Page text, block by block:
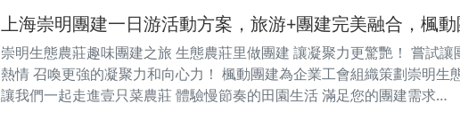
上海崇明團建一日游活動方案，旅游+團建完美融合，楓
崇明生態農莊趣味團建之旅 生態農莊里做團建 讓凝聚力更驚艷！ 嘗試
熱情 召喚更強的凝聚力和向心力！ 楓動團建為企業工會組織策劃崇明生
讓我們一起走進壹只菜農莊 體驗慢節奏的田園生活 滿足您的團建需求…